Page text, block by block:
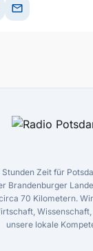
mail
Zeit für
Brandenburger
70 Kilometern.
unsere lokale